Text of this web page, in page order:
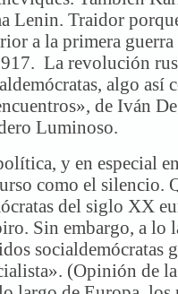
Lenin. Traidor
a la primera
La revolución
algo así
de Iván
Luminoso.
y en especial
como el silencio.
del siglo XX
Sin embargo, a lo
socialdemócratas
(Opinión de